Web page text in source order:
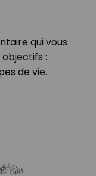
qui vous
:
de vie.